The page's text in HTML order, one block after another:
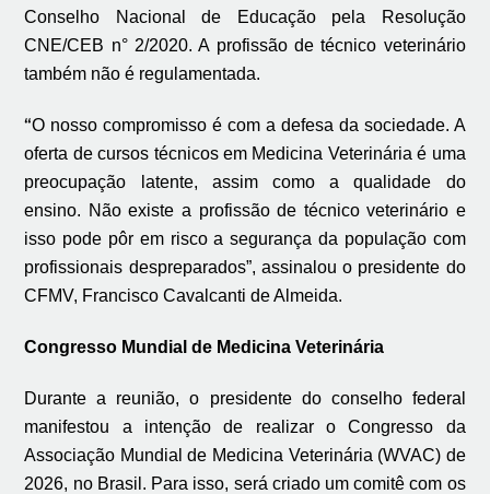
Conselho Nacional de Educação pela Resolução
CNE/CEB n° 2/2020. A profissão de técnico veterinário
também não é regulamentada.
“O nosso compromisso é com a defesa da sociedade. A
oferta de cursos técnicos em Medicina Veterinária é uma
preocupação latente, assim como a qualidade do
ensino. Não existe a profissão de técnico veterinário e
isso pode pôr em risco a segurança da população com
profissionais despreparados”, assinalou o presidente do
CFMV, Francisco Cavalcanti de Almeida.
Congresso Mundial de Medicina Veterinária
Durante a reunião, o presidente do conselho federal
manifestou a intenção de realizar o Congresso da
Associação Mundial de Medicina Veterinária (WVAC) de
2026, no Brasil. Para isso, será criado um comitê com os